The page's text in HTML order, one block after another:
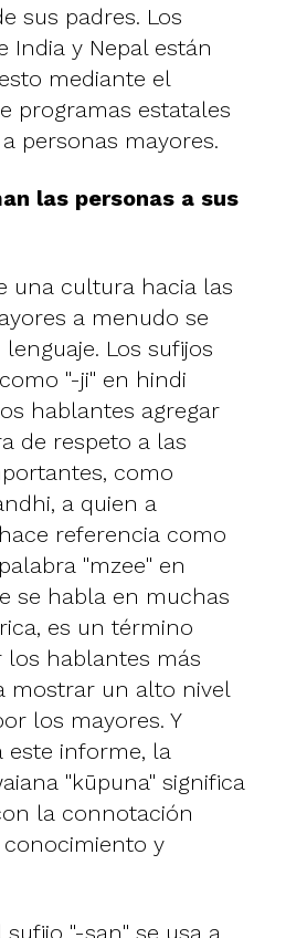
sus padres. Los
India y Nepal están
mediante el
programas estatales
personas mayores.
las personas a sus
una cultura hacia las
a menudo se
Los sufijos
"-ji" en hindi
hablantes agregar
de respeto a las
como
a quien a
referencia como
"mzee" en
se habla en muchas
es un término
los hablantes más
mostrar un alto nivel
los mayores. Y
este informe, la
"kūpuna" significa
la connotación
y
sufijo "-san" se usa a